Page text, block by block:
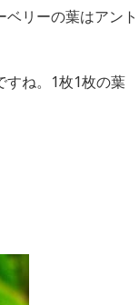
リーの葉はアント
すね。1枚1枚の葉